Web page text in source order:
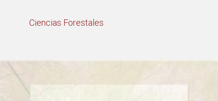
Ciencias Forestales